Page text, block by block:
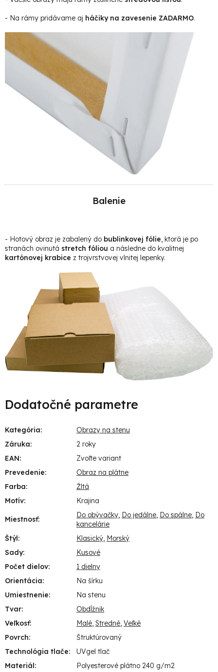
- Na rámy pridávame aj háčiky na zavesenie ZADARMO.
Balenie
- Hotový obraz je zabalený do bublinkovej fólie, ktorá je po
stranách ovinutá stretch fóliou a následne do kvalitnej
kartónovej krabice z trojvrstvovej vlnitej lepenky.
Dodatočné parametre
Kategória:
Obrazy na stenu
Záruka:
2 roky
EAN:
Zvoľte variant
Prevedenie:
Obraz na plátne
Farba:
Žltá
Motív: Krajina
Miestnosť: Do obývačky, Do jedálne, Do spálne, Do
kancelárie
Štýl: Klasický, Morský
Sady:
Kusové
Počet dielov:
1 dielny
Orientácia:
Na šírku
Umiestnenie:
Na stenu
Tvar:
Obdĺžnik
Veľkosť: Malé, Stredné, Veľké
Povrch:
Štruktúrovaný
Technológia tlače:
UVgel tlač
Materiál: Polyesterové plátno 240 g/m2